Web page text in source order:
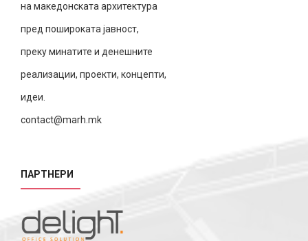
на македонската архитектура
пред пошироката јавност,
преку минатите и денешните
реализации, проекти, концепти,
идеи.
contact@marh.mk
ПАРТНЕРИ